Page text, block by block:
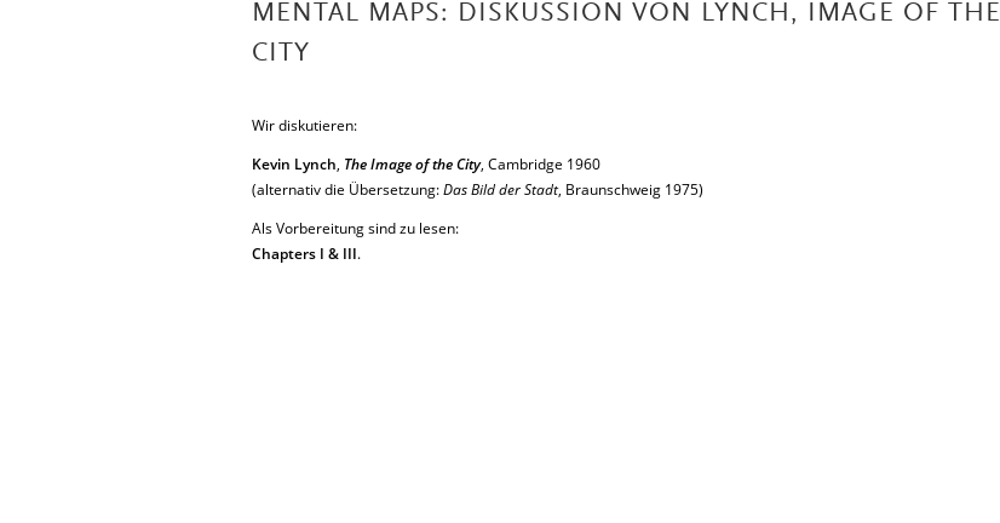
MENTAL MAPS: DISKUSSION VON LYNCH, IMAGE OF THE
CITY
Wir diskutieren:
Kevin Lynch, The Image of the City, Cambridge 1960
(alternativ die Übersetzung:Das Bild der Stadt, Braunschweig 1975)
Als Vorbereitung sind zu lesen:
Chapters I & III.